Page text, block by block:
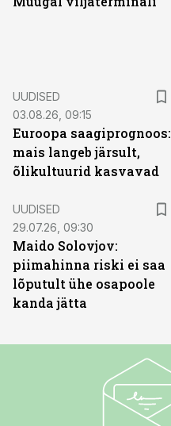
UUDISED
03.08.26, 09:15
Euroopa saagiprognoos:
mais langeb järsult,
õlikultuurid kasvavad
UUDISED
29.07.26, 09:30
Maido Solovjov:
piimahinna riski ei saa
lõputult ühe osapoole
kanda jätta